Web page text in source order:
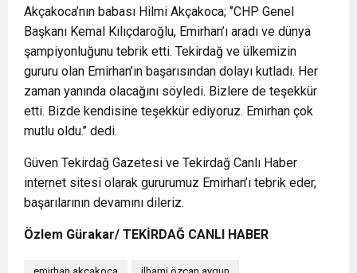
Akçakoca’nın babası Hilmi Akçakoca; ‘’CHP Genel
Başkanı Kemal Kılıçdaroğlu, Emirhan’ı aradı ve dünya
şampiyonluğunu tebrik etti. Tekirdağ ve ülkemizin
gururu olan Emirhan’ın başarısından dolayı kutladı. Her
zaman yanında olacağını söyledi. Bizlere de teşekkür
etti. Bizde kendisine teşekkür ediyoruz. Emirhan çok
mutlu oldu.’’ dedi.
Güven Tekirdağ Gazetesi ve Tekirdağ Canlı Haber
internet sitesi olarak gururumuz Emirhan’ı tebrik eder,
başarılarının devamını dileriz.
Özlem Gürakar/ TEKİRDAĞ CANLI HABER